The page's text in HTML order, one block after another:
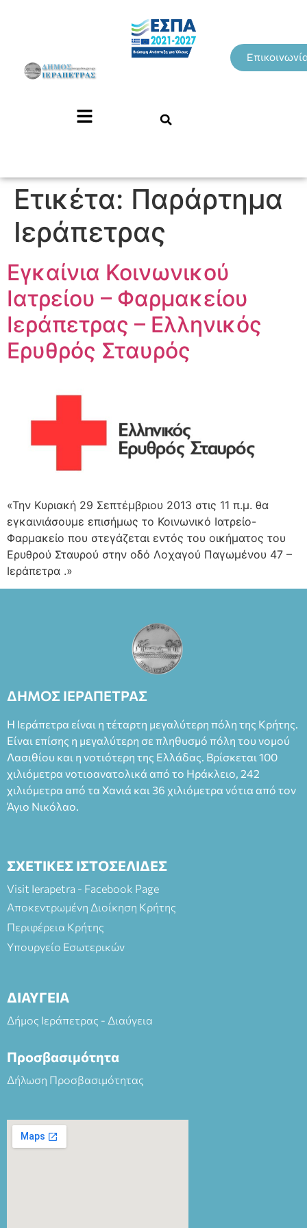
Ετικέτα: Παράρτημα
Ιεράπετρας
Εγκαίνια Κοινωνικού
Ιατρείου – Φαρμακείου
Ιεράπετρας – Ελληνικός
Ερυθρός Σταυρός
«Την Κυριακή 29 Σεπτέμβριου 2013 στις 11 π.μ. θα
εγκαινιάσουμε επισήμως το Κοινωνικό Ιατρείο-
Φαρμακείο που στεγάζεται εντός του οικήματος του
Ερυθρού Σταυρού στην οδό Λοχαγού Παγωμένου 47 –
Ιεράπετρα .»
ΔΗΜΟΣ ΙΕΡΑΠΕΤΡΑΣ
Η Ιεράπετρα είναι η τέταρτη μεγαλύτερη πόλη της Κρήτης.
Είναι επίσης η μεγαλύτερη σε πληθυσμό πόλη του νομού
Λασιθίου και η νοτιότερη της Ελλάδας. Βρίσκεται 100
χιλιόμετρα νοτιοανατολικά από το Ηράκλειο, 242
χιλιόμετρα από τα Χανιά και 36 χιλιόμετρα νότια από τον
Άγιο Νικόλαο.
ΣΧΕΤΙΚΕΣ ΙΣΤΟΣΕΛΙΔΕΣ
Visit Ierapetra - Facebook Page
Αποκεντρωμένη Διοίκηση Κρήτης
Περιφέρεια Κρήτης
Υπουργείο Εσωτερικών
ΔΙΑΥΓΕΙΑ
Δήμος Ιεράπετρας - Διαύγεια
Προσβασιμότητα
Δήλωση Προσβασιμότητας